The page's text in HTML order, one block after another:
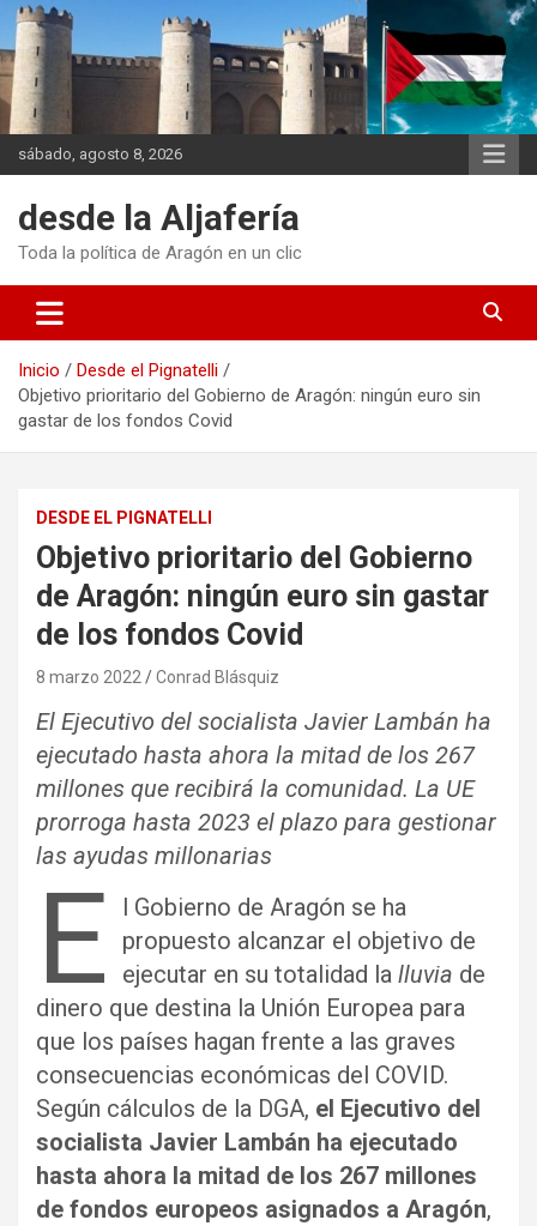
Saltar
contenido
sábado, agosto 8, 2026
desde la Aljafería
Toda la política de Aragón en un clic
Inicio
Desde el Pignatelli
Objetivo prioritario del Gobierno de Aragón: ningún euro sin
gastar de los fondos Covid
DESDE EL PIGNATELLI
Objetivo prioritario del Gobierno
de Aragón: ningún euro sin gastar
de los fondos Covid
8 marzo 2022 Conrad Blásquiz
El Ejecutivo del socialista Javier Lambán ha
ejecutado hasta ahora la mitad de los 267
millones que recibirá la comunidad. La UE
prorroga hasta 2023 el plazo para gestionar
las ayudas millonarias
E
l Gobierno de Aragón se ha
propuesto alcanzar el objetivo de
ejecutar en su totalidad la lluvia de
dinero que destina la Unión Europea para
que los países hagan frente a las graves
consecuencias económicas del COVID.
Según cálculos de la DGA, el Ejecutivo del
socialista Javier Lambán ha ejecutado
hasta ahora la mitad de los 267 millones
de fondos europeos asignados a Aragón,